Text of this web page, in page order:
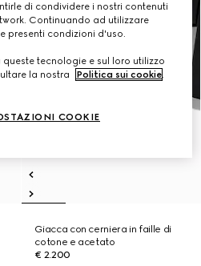
Giacca con cerniera in faille di
cotone e acetato
€ 2.200
di condividere i nostri contenuti
Continuando ad utilizzare
presenti condizioni d'uso.
tecnologie e sul loro utilizzo
la nostra
Politica sui cookie.
COOKIE